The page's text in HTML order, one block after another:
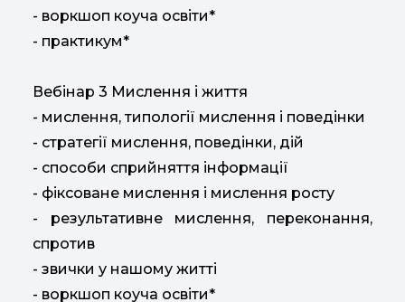
- воркшоп коуча освіти*
- практикум*
Вебінар 3 Мислення і життя
- мислення, типології мислення і поведінки
- стратегії мислення, поведінки, дій
- способи сприйняття інформації
- фіксоване мислення і мислення росту
- результативне мислення, переконання,
спротив
- звички у нашому житті
- воркшоп коуча освіти*